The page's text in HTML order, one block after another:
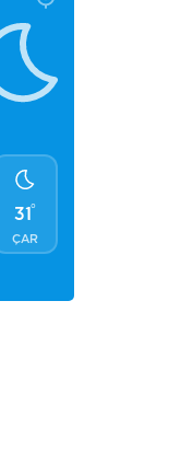
31°
ÇAR